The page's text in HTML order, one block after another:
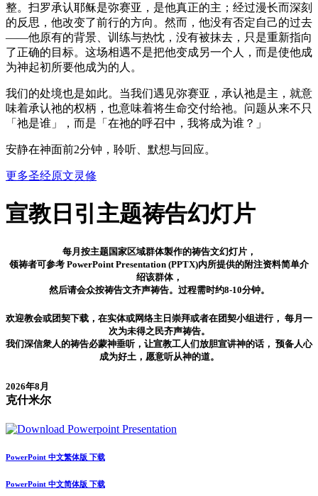
整。扫罗承认耶稣是弥赛亚，是他真正的主；经过漫长而深刻
的反思，他改变了前行的方向。然而，他没有否定自己的过去
——他原有的背景、训练与热忱，没有被抹去，只是重新指向
了正确的目标。这场相遇不是把他变成另一个人，而是使他成
为神起初所要他成为的人。
我们的处境也是如此。当我们遇见弥赛亚，承认祂是主，就意
味着承认祂的权柄，也意味着将生命交付给祂。问题从来不只
「祂是谁」，而是「在祂的呼召中，我将成为谁？」
安静在神面前2分钟，聆听、默想与回应。
更多圣经原文灵修
宣教日引 主题祷告幻灯片
每月按主题国家区域群体製作的祷告文幻灯片，
领祷者可参考 PowerPoint Presentation (PPTX)内所提供的附注资料简单介
绍该群体，
然后请会众按祷告文齐声祷告。过程需时约8-10分钟。
欢迎教会或团契下载，在实体或网络主日崇拜或者在团契小组进行， 每月一
次为未得之民齐声祷告。
我们深信衆人的祷告必蒙神垂听，让宣教工人们放胆宣讲神的话， 预备人心
成为好土，愿意听从神的道。
2026年8月
克什米尔
PowerPoint 中文繁体版 下载
PowerPoint 中文简体版 下载